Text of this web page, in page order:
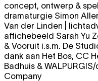
concept, ontwerp &
dramaturgie Simon
Van der Linden |
affichebeeld Sarah Yu
& Vooruit i.s.m. De
dank aan Het Bos, CC
Badhuis &
Company